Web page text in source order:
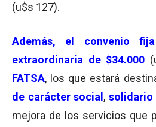
(u$s 127).
Además, el convenio
extraordinaria de $34.000
FATSA, los que estará
de carácter social , solidario
mejora de los servicios que